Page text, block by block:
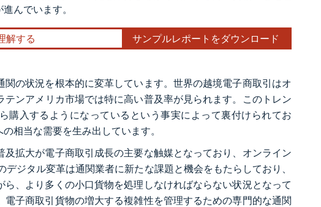
んでいます。
解する サンプルレポートをダウンロード
の状況を根本的に変革しています。世界の越境電子商取引はオ
ンアメリカ市場では特に高い普及率が見られます。このトレン
購入するようになっているという事実によって裏付けられてお
相当な需要を生み出しています。
拡大が電子商取引成長の主要な触媒となっており、オンライン
ジタル変革は通関業者に新たな課題と機会をもたらしており、
、より多くの小口貨物を処理しなければならない状況となって
子商取引貨物の増大する複雑性を管理するための専門的な通関